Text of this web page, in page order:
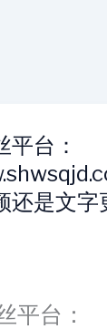
台：
还是文字
平台：